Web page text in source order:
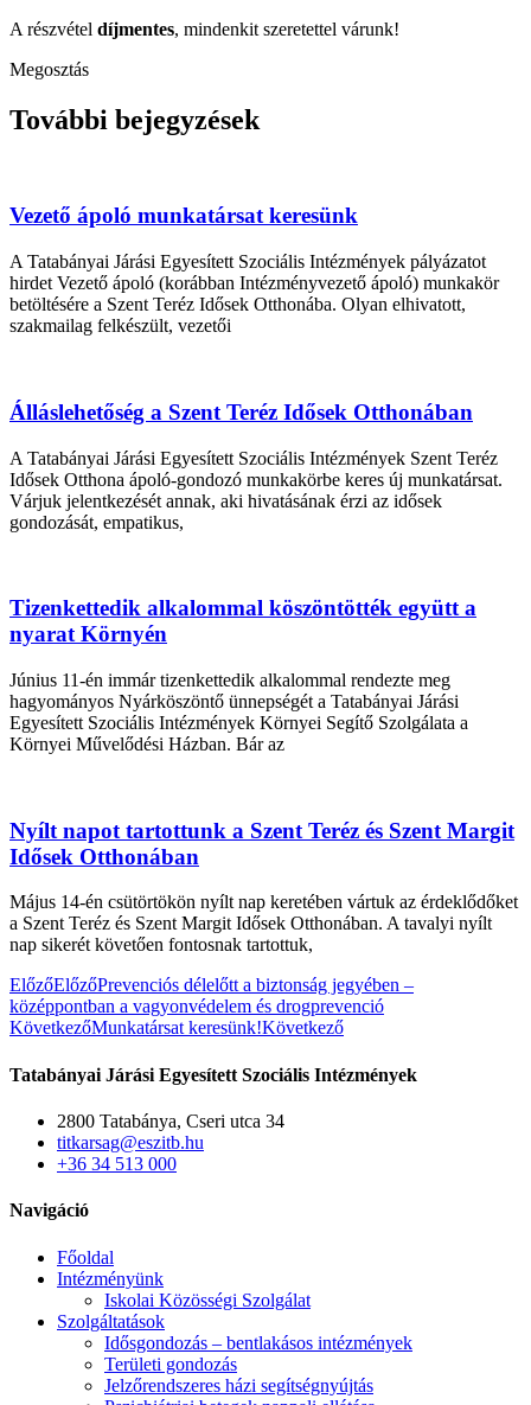
A részvétel díjmentes, mindenkit szeretettel várunk!
Megosztás
További bejegyzések
Vezető ápoló munkatársat keresünk
A Tatabányai Járási Egyesített Szociális Intézmények pályázatot
hirdet Vezető ápoló (korábban Intézményvezető ápoló) munkakör
betöltésére a Szent Teréz Idősek Otthonába. Olyan elhivatott,
szakmailag felkészült, vezetői
Álláslehetőség a Szent Teréz Idősek Otthonában
A Tatabányai Járási Egyesített Szociális Intézmények Szent Teréz
Idősek Otthona ápoló-gondozó munkakörbe keres új munkatársat.
Várjuk jelentkezését annak, aki hivatásának érzi az idősek
gondozását, empatikus,
Tizenkettedik alkalommal köszöntötték együtt a
nyarat Környén
Június 11-én immár tizenkettedik alkalommal rendezte meg
hagyományos Nyárköszöntő ünnepségét a Tatabányai Járási
Egyesített Szociális Intézmények Környei Segítő Szolgálata a
Környei Művelődési Házban. Bár az
Nyílt napot tartottunk a Szent Teréz és Szent Margit
Idősek Otthonában
Május 14-én csütörtökön nyílt nap keretében vártuk az érdeklődőket
a Szent Teréz és Szent Margit Idősek Otthonában. A tavalyi nyílt
nap sikerét követően fontosnak tartottuk,
ElőzőElőzőPrevenciós délelőtt a biztonság jegyében –
középpontban a vagyonvédelem és drogprevenció
KövetkezőMunkatársat keresünk!Következő
Tatabányai Járási Egyesített Szociális Intézmények
2800 Tatabánya, Cseri utca 34
titkarsag@eszitb.hu
+36 34 513 000
Navigáció
Főoldal
Intézményünk
Iskolai Közösségi Szolgálat
Szolgáltatások
Idősgondozás – bentlakásos intézmények
Területi gondozás
Jelzőrendszeres házi segítségnyújtás